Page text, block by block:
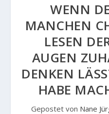
WENN
MANCHEN
LESEN
AUGEN
DENKEN
ABE
Gepostet von Nane